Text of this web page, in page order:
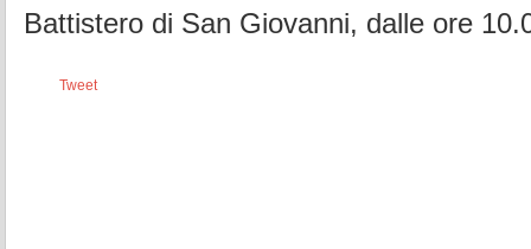
Battistero di San Giovanni, dalle ore
Tweet